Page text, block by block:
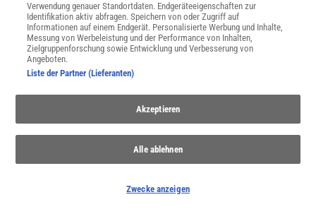
NACH OBEN
Für Sie im Spektrum-Shop und am Kiosk:
Verwendung genauer Standortdaten. Endgeräteeigenschaften zur
Identifikation aktiv abfragen. Speichern von oder Zugriff auf
Informationen auf einem Endgerät. Personalisierte Werbung und Inhalte,
Messung von Werbeleistung und der Performance von Inhalten,
Zielgruppenforschung sowie Entwicklung und Verbesserung von
Angeboten.
Liste der Partner (Lieferanten)
Akzeptieren
Alle ablehnen
Zwecke anzeigen